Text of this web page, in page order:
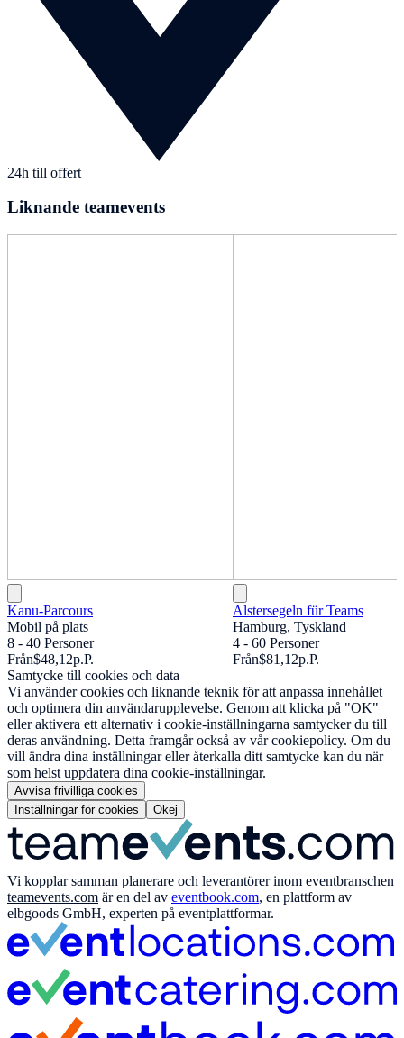
24h till offert
Liknande teamevents
Kanu-Parcours
Mobil på plats
8 - 40 Personer
Från$48,12p.P.
Alstersegeln für Teams
Hamburg, Tyskland
4 - 60 Personer
Från$81,12p.P.
Samtycke till cookies och data
Vi använder cookies och liknande teknik för att anpassa innehållet
och optimera din användarupplevelse. Genom att klicka på "OK"
eller aktivera ett alternativ i cookie-inställningarna samtycker du till
deras användning. Detta framgår också av vår cookiepolicy. Om du
vill ändra dina inställningar eller återkalla ditt samtycke kan du när
som helst uppdatera dina cookie-inställningar.
Avvisa frivilliga cookies
Inställningar för cookies
Okej
Vi kopplar samman planerare och leverantörer inom eventbranschen
teamevents.com är en del av eventbook.com, en plattform av
elbgoods GmbH, experten på eventplattformar.